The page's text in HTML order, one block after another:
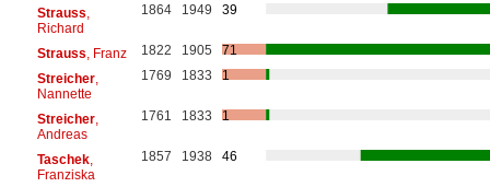
Strauss
Richard
1864 1949 39
Strauss , Franz 1822 1905
71
Streicher,
Nannette
1769 1833 1
Streicher,
Andreas
1761 1833 1
Taschek,
Franziska
1857 1938 46